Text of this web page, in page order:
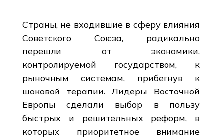
Страны, не входившие в сферу влияния
Советского Союза, радикально
перешли от экономики,
контролируемой государством, к
рыночным системам, прибегнув к
шоковой терапии. Лидеры Восточной
Европы сделали выбор в пользу
быстрых и решительных реформ, в
которых приоритетное внимание